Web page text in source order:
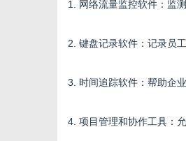
1. 网络流量监控软件：监
2. 键盘记录软件：记录员
3. 时间追踪软件：帮助企
4. 项目管理和协作工具：